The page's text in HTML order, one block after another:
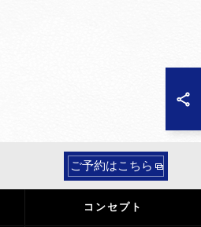
ご予約はこちら
コンセプト